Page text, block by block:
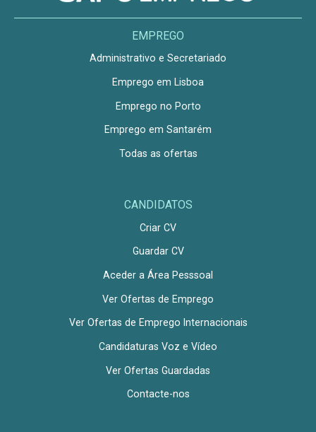
EMPREGO
Administrativo e Secretariado
Emprego em Lisboa
Emprego no Porto
Emprego em Santarém
Todas as ofertas
CANDIDATOS
Criar CV
Guardar CV
Aceder a Área Pesssoal
Ver Ofertas de Emprego
Ver Ofertas de Emprego Internacionais
Candidaturas Voz e Vídeo
Ver Ofertas Guardadas
Contacte-nos